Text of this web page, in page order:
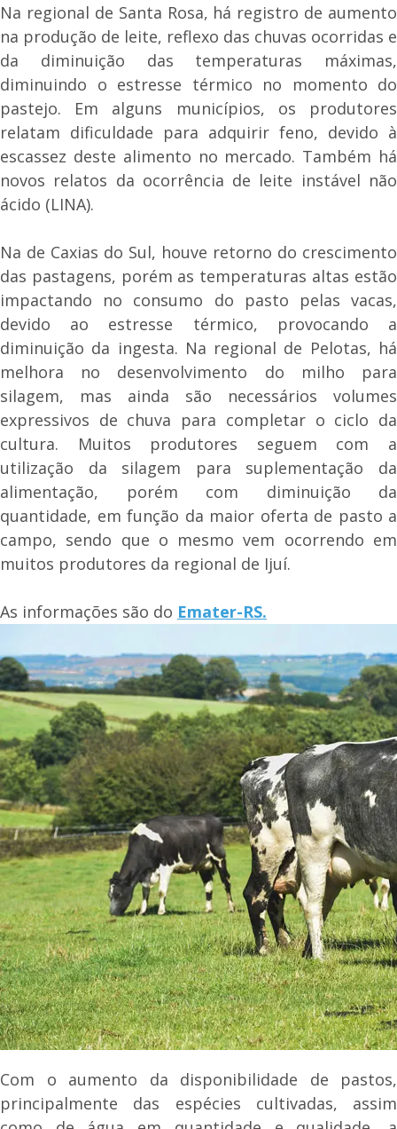
Na regional de Santa Rosa, há registro de aumento
na produção de leite, reflexo das chuvas ocorridas e
da diminuição das temperaturas máximas,
diminuindo o estresse térmico no momento do
pastejo. Em alguns municípios, os produtores
relatam dificuldade para adquirir feno, devido à
escassez deste alimento no mercado. Também há
novos relatos da ocorrência de leite instável não
ácido (LINA).
Na de Caxias do Sul, houve retorno do crescimento
das pastagens, porém as temperaturas altas estão
impactando no consumo do pasto pelas vacas,
devido ao estresse térmico, provocando a
diminuição da ingesta. Na regional de Pelotas, há
melhora no desenvolvimento do milho para
silagem, mas ainda são necessários volumes
expressivos de chuva para completar o ciclo da
cultura. Muitos produtores seguem com a
utilização da silagem para suplementação da
alimentação, porém com diminuição da
quantidade, em função da maior oferta de pasto a
campo, sendo que o mesmo vem ocorrendo em
muitos produtores da regional de Ijuí.
As informações são do Emater-RS.
Com o aumento da disponibilidade de pastos,
principalmente das espécies cultivadas, assim